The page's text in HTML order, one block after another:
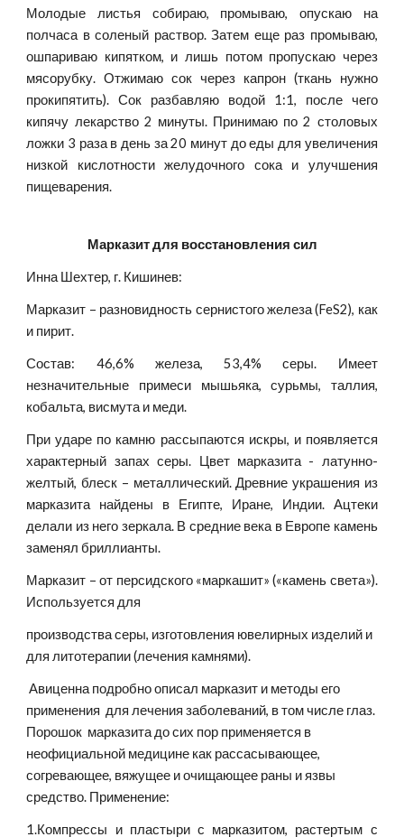
Молодые листья собираю, промываю, опускаю на
полчаса в соленый раствор. Затем еще раз промываю,
ошпариваю кипятком, и лишь потом пропускаю через
мясорубку. Отжимаю сок через капрон (ткань нужно
прокипятить). Сок разбавляю водой 1:1, после чего
кипячу лекарство 2 минуты. Принимаю по 2 столовых
ложки 3 раза в день за 20 минут до еды для увеличения
низкой кислотности желудочного сока и улучшения
пищеварения.
Марказит для восстановления сил
Инна Шехтер, г. Кишинев:
Марказит – разновидность сернистого железа (FeS2), как
и пирит.
Состав: 46,6% железа, 53,4% серы. Имеет
незначительные примеси мышьяка, сурьмы, таллия,
кобальта, висмута и меди.
При ударе по камню рассыпаются искры, и появляется
характерный запах серы. Цвет марказита - латунно-
желтый, блеск – металлический. Древние украшения из
марказита найдены в Египте, Иране, Индии. Ацтеки
делали из него зеркала. В средние века в Европе камень
заменял бриллианты.
Марказит – от персидского «маркашит» («камень света»).
Используется для
производства серы, изготовления ювелирных изделий и
для литотерапии (лечения камнями).
Авиценна подробно описал марказит и методы его
применения  для лечения заболеваний, в том числе глаз.
Порошок  марказита до сих пор применяется в
неофициальной медицине как рассасывающее,
согревающее, вяжущее и очищающее раны и язвы
средство. Применение:
1.Компрессы и пластыри с марказитом, растертым с